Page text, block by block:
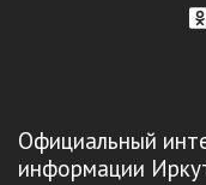
Официальный
информации